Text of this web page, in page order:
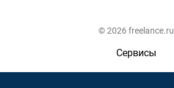
© 2026 freelance.ru
Сервисы
Помощь